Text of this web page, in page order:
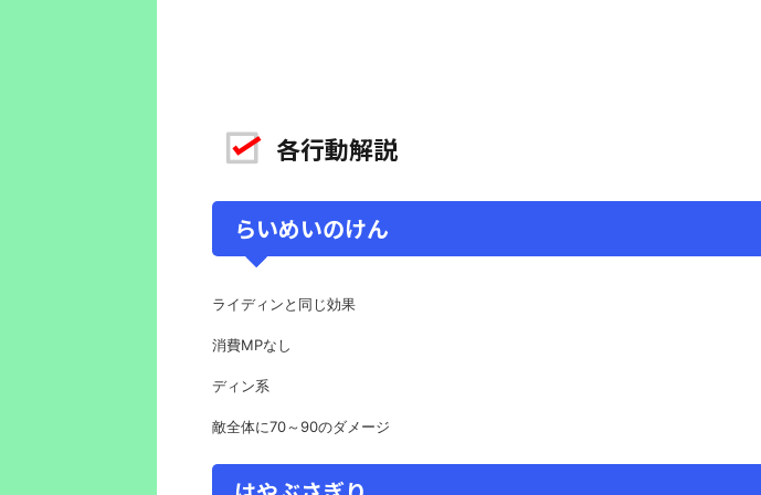
各行動解説
らいめいのけん
ライディンと同じ効果
消費MPなし
ディン系
敵全体に70～90のダメージ